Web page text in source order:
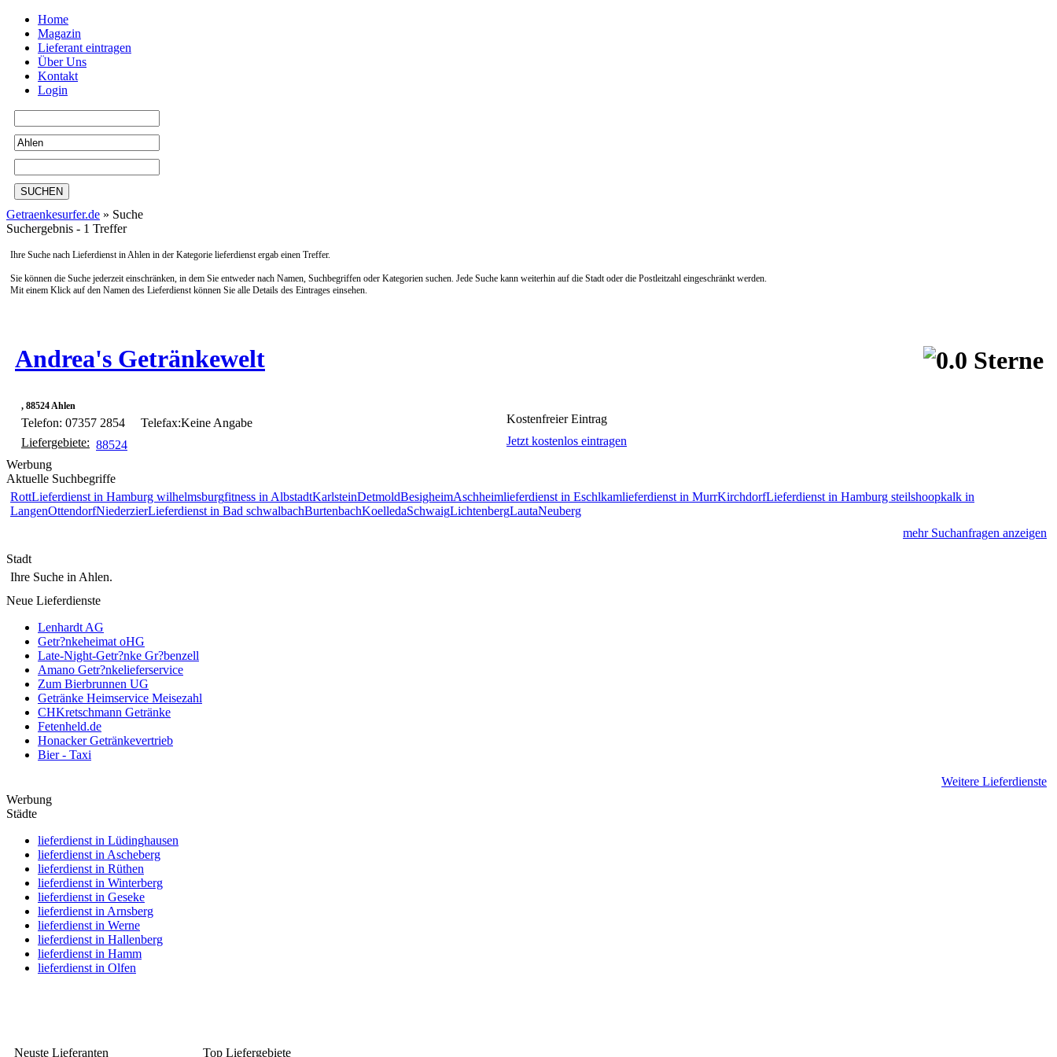
Home
Magazin
Lieferant eintragen
Über Uns
Kontakt
Login
SUCHEN
Getraenkesurfer.de » Suche
Suchergebnis - 1 Treffer
Ihre Suche nach Lieferdienst inAhlen in der Kategorie lieferdienstergab einen Treffer.
Sie können die Suche jederzeit einschränken, in dem Sie entweder nach Namen, Suchbegriffen oder Kategorien suchen. Jede Suche kann weiterhin auf die Stadt oder die Postleitzahl eingeschränkt werden.
Mit einem Klick auf den Namen des Lieferdienst können Sie alle Details des Eintrages einsehen.
Andrea's Getränkewelt
, 88524 Ahlen
Telefon: 07357 2854
Telefax:Keine Angabe
Liefergebiete: 88524
Kostenfreier Eintrag
Jetzt kostenlos eintragen
Werbung
Aktuelle Suchbegriffe
RottLieferdienst in Hamburg wilhelmsburgfitness in AlbstadtKarlsteinDetmoldBesigheimAschheimlieferdienst in Eschlkamlieferdienst in MurrKirchdorfLieferdienst in Hamburg steilshoopkalk in
LangenOttendorfNiederzierLieferdienst in Bad schwalbachBurtenbachKoelledaSchwaigLichtenbergLautaNeuberg
mehr Suchanfragen anzeigen
Stadt
Ihre Suche in Ahlen.
Neue Lieferdienste
Lenhardt AG
Getr?nkeheimat oHG
Late-Night-Getr?nke Gr?benzell
Amano Getr?nkelieferservice
Zum Bierbrunnen UG
Getränke Heimservice Meisezahl
CHKretschmann Getränke
Fetenheld.de
Honacker Getränkevertrieb
Bier - Taxi
Weitere Lieferdienste
Werbung
Städte
lieferdienst in Lüdinghausen
lieferdienst in Ascheberg
lieferdienst in Rüthen
lieferdienst in Winterberg
lieferdienst in Geseke
lieferdienst in Arnsberg
lieferdienst in Werne
lieferdienst in Hallenberg
lieferdienst in Hamm
lieferdienst in Olfen
Neuste Lieferanten Top Liefergebiete